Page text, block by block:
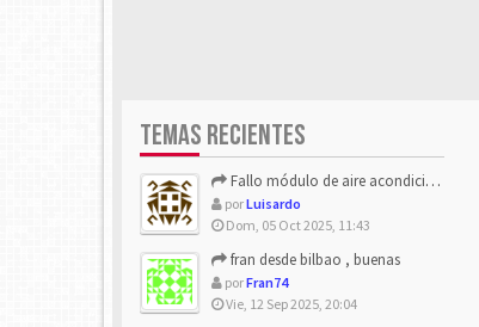
TEMAS RECIENTES
Fallo módulo de aire acondicionado
porLuisardo
Dom, 05 Oct 2025, 11:43
fran desde bilbao , buenas
porFran74
Vie, 12 Sep 2025, 20:04